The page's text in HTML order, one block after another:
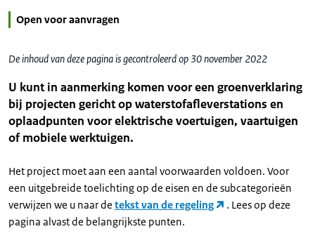
Open voor aanvragen
De inhoud van deze pagina is gecontroleerd op 30 november 2022
U kunt in aanmerking komen voor een groenverklaring
bij projecten gericht op waterstofafleverstations en
oplaadpunten voor elektrische voertuigen, vaartuigen
of mobiele werktuigen.
Het project moet aan een aantal voorwaarden voldoen. Voor
een uitgebreide toelichting op de eisen en de subcategorieën
verwijzen we u naar de tekst van de regeling
. Lees op deze
pagina alvast de belangrijkste punten.